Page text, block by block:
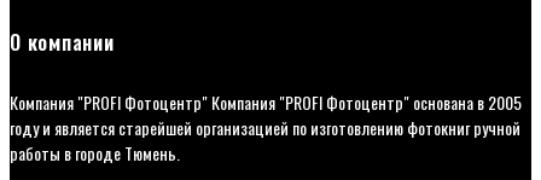
О компании
Компания "PROFI Фотоцентр" Компания "PROFI Фотоцентр" основана в 2005
году и является старейшей организацией по изготовлению фотокниг ручной
работы в городе Тюмень.